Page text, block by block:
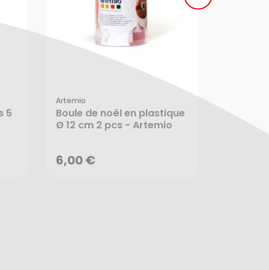
5
Artemio
Boule de noël en plastique
Ø 12 cm 2 pcs - Artemio
6,00 €
6,00 €
AJOUTER AU PANIER